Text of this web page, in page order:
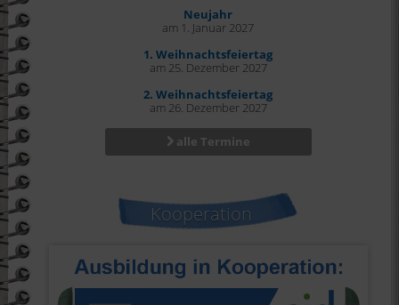
Neujahr
am 1. Januar 2027
1. Weihnachtsfeiertag
am 25. Dezember 2027
2. Weihnachtsfeiertag
am 26. Dezember 2027
alle Termine
Kooperation